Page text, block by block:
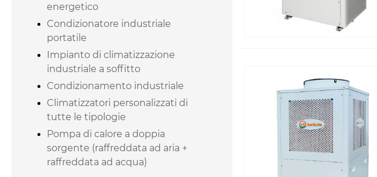
energetico
Condizionatore industriale
portatile
Impianto di climatizzazione
industriale a soffitto
Condizionamento industriale
Climatizzatori personalizzati di
tutte le tipologie
Pompa di calore a doppia
sorgente (raffreddata ad aria +
raffreddata ad acqua)